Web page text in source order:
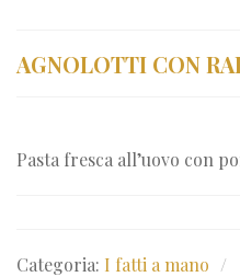
AGNOLOTTI CON
Pasta fresca all’uovo con
Categoria: I fatti a mano